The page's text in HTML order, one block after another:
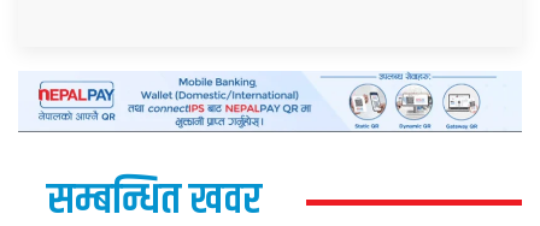
सम्बन्धित खवर